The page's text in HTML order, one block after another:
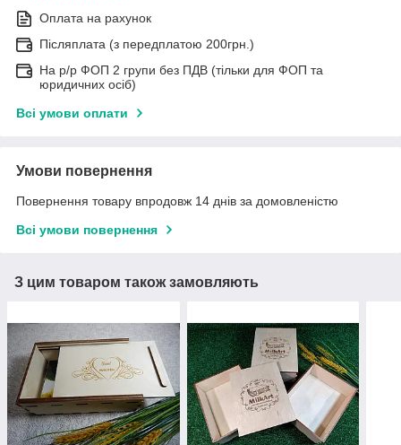
Оплата на рахунок
Післяплата (з передплатою 200грн.)
На р/р ФОП 2 групи без ПДВ (тільки для ФОП та
юридичних осіб)
Всі умови оплати
Умови повернення
Повернення товару впродовж 14 днів за домовленістю
Всі умови повернення
З цим товаром також замовляють